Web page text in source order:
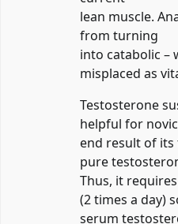
lean muscle.
from turning
into catabolic –
misplaced as
Testosterone
helpful for
end result of
pure
Thus, it
(2 times a day)
serum